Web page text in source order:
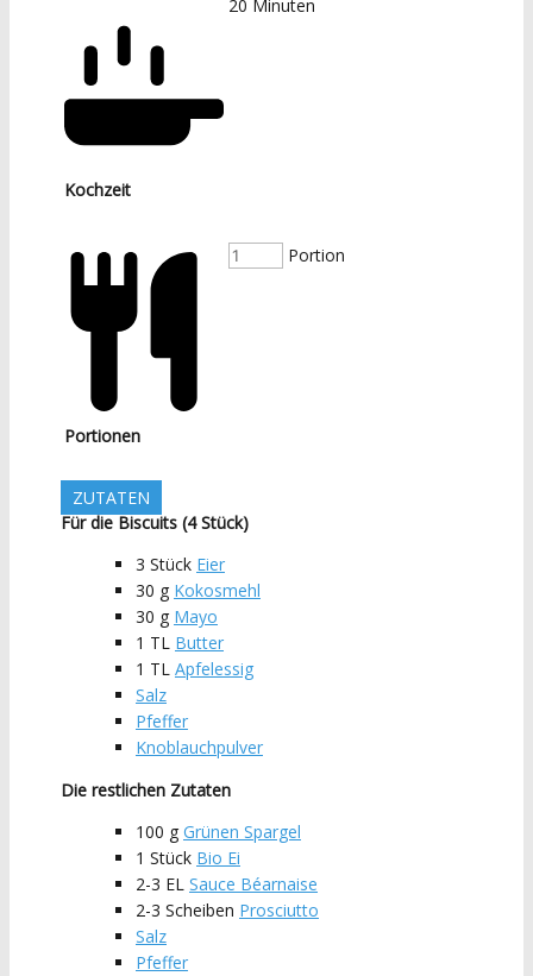
Kochzeit
20 Minuten
Portionen
Portion
ZUTATEN
Für die Biscuits (4 Stück)
3 Stück Eier
30 g Kokosmehl
30 g Mayo
1 TL Butter
1 TL Apfelessig
Salz
Pfeffer
Knoblauchpulver
Die restlichen Zutaten
100 g Grünen Spargel
1 Stück Bio Ei
2-3 EL Sauce Béarnaise
2-3 Scheiben Prosciutto
Salz
Pfeffer